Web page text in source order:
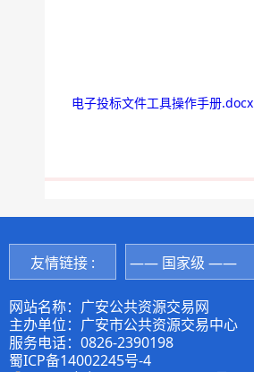
电子投标文件工具操作手册.docx
友情链接 :
网站名称：广安公共资源交易网
主办单位：广安市公共资源交易中心
服务电话：0826-2390198
蜀ICP备14002245号-4